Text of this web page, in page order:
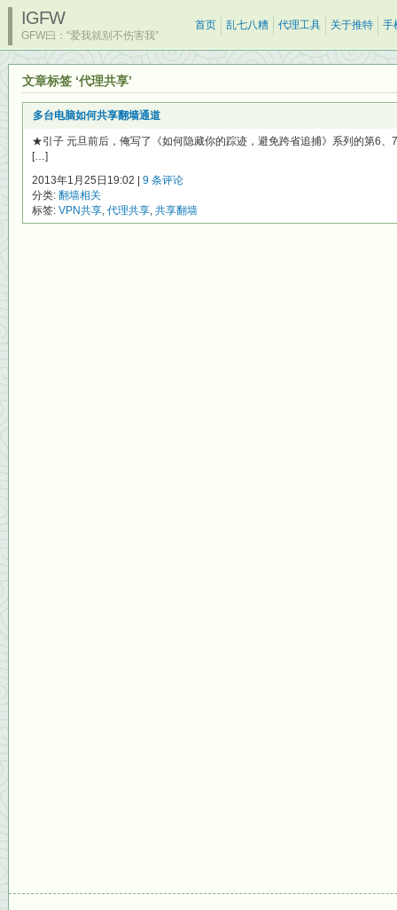
IGFW
GFW曰：“爱我就别不伤害我”
首页 乱七八糟 代理工具 关于推特 手
文章标签 ‘代理共享’
多台电脑如何共享翻墙通道
★引子 元旦前后，俺写了《如何隐藏你的踪迹，避免跨省追捕》系列的第6
[…]
2013年1月25日19:02 | 9 条评论
分类: 翻墙相关
标签: VPN共享, 代理共享, 共享翻墙